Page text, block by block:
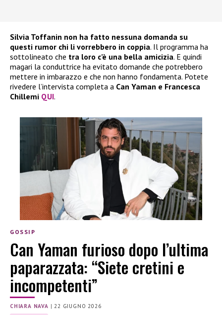
Silvia Toffanin non ha fatto nessuna domanda su
questi rumor chi li vorrebbero in coppia. Il programma ha
sottolineato che tra loro c’è una bella amicizia. E quindi
magari la conduttrice ha evitato domande che potrebbero
mettere in imbarazzo e che non hanno fondamenta. Potete
rivedere l’intervista completa a Can Yaman e Francesca
Chillemi QUI.
GOSSIP
Can Yaman furioso dopo l’ultima
paparazzata: “Siete cretini e
incompetenti”
CHIARA NAVA | 22 GIUGNO 2026